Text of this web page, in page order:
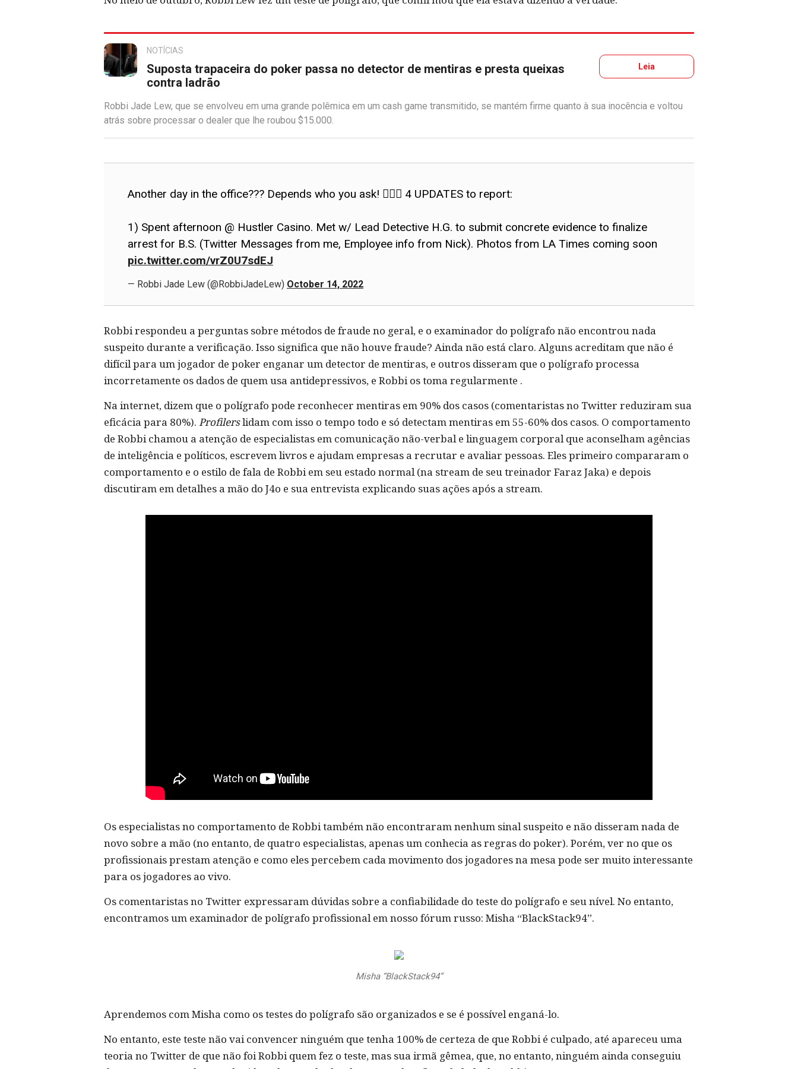
NOTÍCIAS
Suposta trapaceira do poker passa no detector de mentiras e presta queixas
contra ladrão
Leia
Robbi Jade Lew, que se envolveu em uma grande polêmica em um cash game transmitido, se mantém firme quanto à sua inocência e voltou
atrás sobre processar o dealer que lhe roubou $15.000.
Another day in the office??? Depends who you ask! 🤷🏻‍♀️ 4 UPDATES to report:
1) Spent afternoon @ Hustler Casino. Met w/ Lead Detective H.G. to submit concrete evidence to finalize
arrest for B.S. (Twitter Messages from me, Employee info from Nick). Photos from LA Times coming soon
pic.twitter.com/vrZ0U7sdEJ
— Robbi Jade Lew (@RobbiJadeLew) October 14, 2022
Robbi respondeu a perguntas sobre métodos de fraude no geral, e o examinador do polígrafo não encontrou nada
suspeito durante a verificação. Isso significa que não houve fraude? Ainda não está claro. Alguns acreditam que não é
difícil para um jogador de poker enganar um detector de mentiras, e outros disseram que o polígrafo processa
incorretamente os dados de quem usa antidepressivos, e Robbi os toma regularmente .
Na internet, dizem que o polígrafo pode reconhecer mentiras em 90% dos casos (comentaristas no Twitter reduziram sua
eficácia para 80%). Profilerslidam com isso o tempo todo e só detectam mentiras em 55-60% dos casos. O comportamento
de Robbi chamou a atenção de especialistas em comunicação não-verbal e linguagem corporal que aconselham agências
de inteligência e políticos, escrevem livros e ajudam empresas a recrutar e avaliar pessoas. Eles primeiro compararam o
comportamento e o estilo de fala de Robbi em seu estado normal (na stream de seu treinador Faraz Jaka) e depois
discutiram em detalhes a mão do J4o e sua entrevista explicando suas ações após a stream.
Os especialistas no comportamento de Robbi também não encontraram nenhum sinal suspeito e não disseram nada de
novo sobre a mão (no entanto, de quatro especialistas, apenas um conhecia as regras do poker). Porém, ver no que os
profissionais prestam atenção e como eles percebem cada movimento dos jogadores na mesa pode ser muito interessante
para os jogadores ao vivo.
Os comentaristas no Twitter expressaram dúvidas sobre a confiabilidade do teste do polígrafo e seu nível. No entanto,
encontramos um examinador de polígrafo profissional em nosso fórum russo: Misha “BlackStack94”.
Misha “BlackStack94”
Aprendemos com Misha como os testes do polígrafo são organizados e se é possível enganá-lo.
No entanto, este teste não vai convencer ninguém que tenha 100% de certeza de que Robbi é culpado, até apareceu uma
teoria no Twitter de que não foi Robbi quem fez o teste, mas sua irmã gêmea, que, no entanto, ninguém ainda conseguiu